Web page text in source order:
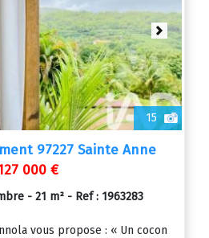
15
Next
97227 Sainte Anne
000 €
- 21 m² - Ref : 1963283
vous propose : « Un cocon